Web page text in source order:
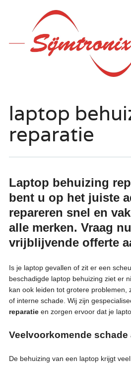
Hoofdmenu
laptop
reparatie
Laptop behuizing
bent u op het juiste
repareren snel en
alle merken. Vraag
vrijblijvende offerte
Is je laptop gevallen of zit er een
beschadigde laptop behuizing ziet er
kan ook leiden tot grotere problemen,
of interne schade. Wij zijn
reparatieen zorgen ervoor dat je
Veelvoorkomende
De behuizing van een laptop krijgt